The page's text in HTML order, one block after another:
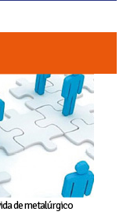
de metalúrgico